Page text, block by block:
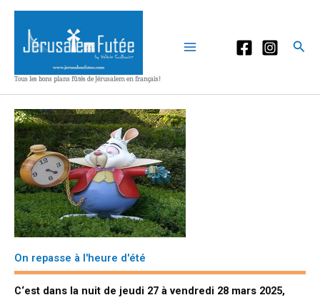
Aller
contenu
Tous les bons plans fûtés de Jérusalem en français!
On repasse à l'heure d'été
C‘est dans la nuit de jeudi 27 à vendredi 28 mars 2025,